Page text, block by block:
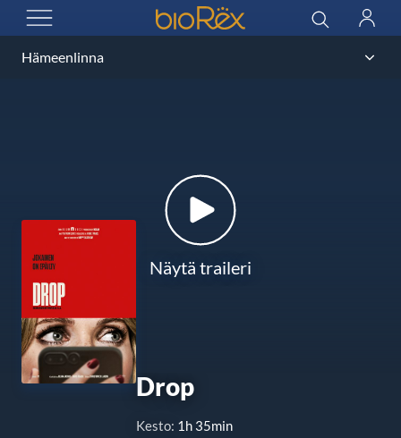
AVAA VALIKKO
BioRex Cinemas Haku
Näytä traileri
Drop
Kesto: 1h 35min